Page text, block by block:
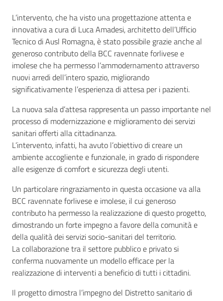
L’intervento, che ha visto una progettazione attenta e
innovativa a cura di Luca Amadesi, architetto dell’Ufficio
Tecnico di Ausl Romagna, è stato possibile grazie anche al
generoso contributo della BCC ravennate forlivese e
imolese che ha permesso l’ammodernamento attraverso
nuovi arredi dell’intero spazio, migliorando
significativamente l’esperienza di attesa per i pazienti.
La nuova sala d’attesa rappresenta un passo importante nel
processo di modernizzazione e miglioramento dei servizi
sanitari offerti alla cittadinanza.
L’intervento, infatti, ha avuto l’obiettivo di creare un
ambiente accogliente e funzionale, in grado di rispondere
alle esigenze di comfort e sicurezza degli utenti.
Un particolare ringraziamento in questa occasione va alla
BCC ravennate forlivese e imolese, il cui generoso
contributo ha permesso la realizzazione di questo progetto,
dimostrando un forte impegno a favore della comunità e
della qualità dei servizi socio-sanitari del territorio.
La collaborazione tra il settore pubblico e privato si
conferma nuovamente un modello efficace per la
realizzazione di interventi a beneficio di tutti i cittadini.
Il progetto dimostra l’impegno del Distretto sanitario di